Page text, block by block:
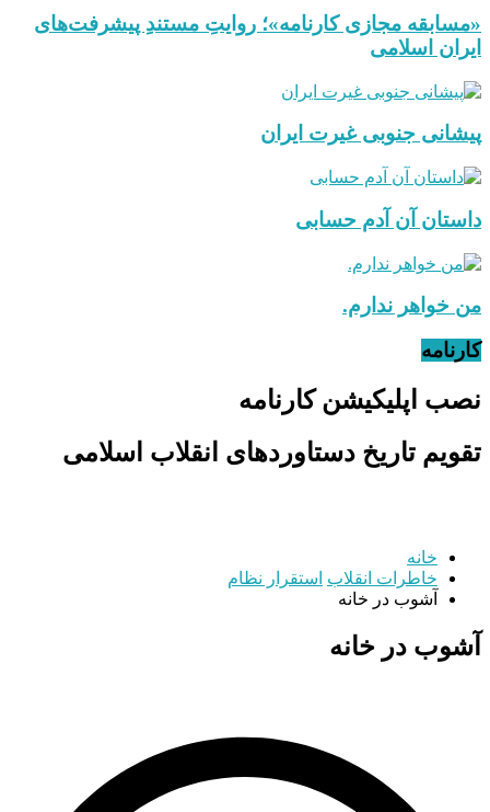
«مسابقه مجازی کارنامه»؛ روایتِ مستندِ پیشرفت‌های
ایران اسلامی
پیشانی جنوبی غیرت ایران
داستان آن آدم حسابی
من خواهر ندارم.
کارنامه
نصب اپلیکیشن کارنامه
تقویم تاریخ دستاوردهای انقلاب اسلامی
خانه
خاطرات انقلاب استقرار نظام
آشوب در خانه
آشوب در خانه